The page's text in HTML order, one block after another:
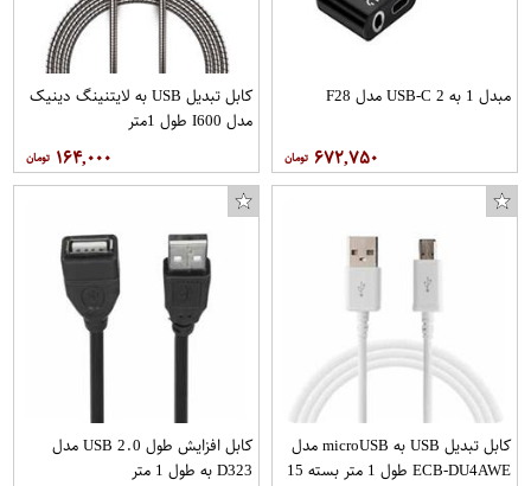
مبدل 1 به 2 USB-C مدل F28
۶۷۲,۷۵۰
کابل تبدیل USB به لایتنینگ دینیک
مدل I600 طول 1متر
۱۶۴,۰۰۰
کابل تبدیل USB به microUSB مدل
ECB-DU4AWE طول 1 متر بسته 15
کابل افزایش طول USB 2.0 مدل
D323 به طول 1 متر